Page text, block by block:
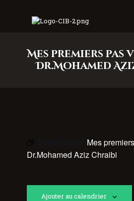
Mes premiers pas
Dr.Mohamed
Centre
Event Series: Mes
Dr.Mohamed Aziz Chraibi
Ajouter au calendrier